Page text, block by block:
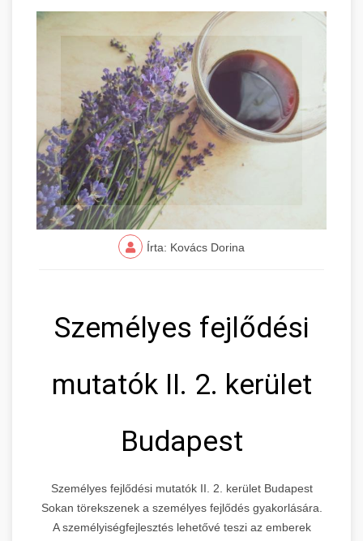
Írta: Kovács Dorina
Személyes fejlődési
mutatók II. 2. kerület
Budapest
Személyes fejlődési mutatók II. 2. kerület Budapest
Sokan törekszenek a személyes fejlődés gyakorlására.
A személyiségfejlesztés lehetővé teszi az emberek